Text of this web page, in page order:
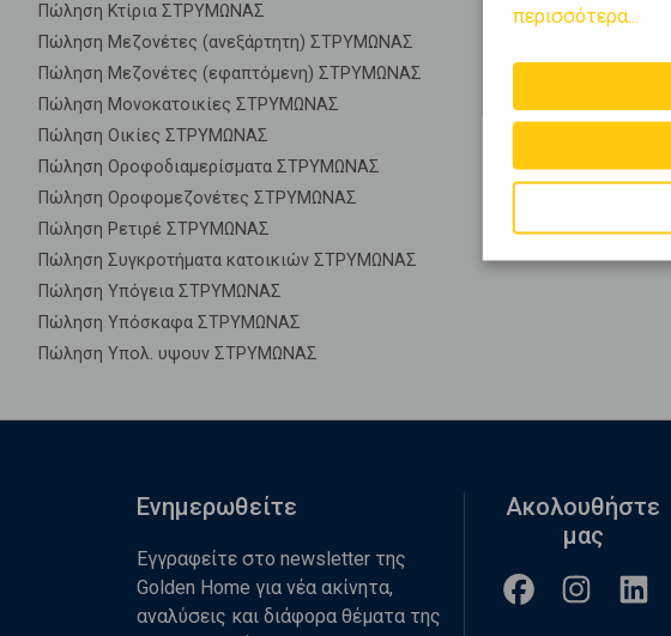
Πώληση Κτίρια ΣΤΡΥΜΩΝΑΣ
Πώληση Μεζονέτες (ανεξάρτητη) ΣΤΡΥΜΩΝΑΣ
Πώληση Μεζονέτες (εφαπτόμενη) ΣΤΡΥΜΩΝΑΣ
Πώληση Μονοκατοικίες ΣΤΡΥΜΩΝΑΣ
Πώληση Οικίες ΣΤΡΥΜΩΝΑΣ
Πώληση Οροφοδιαμερίσματα ΣΤΡΥΜΩΝΑΣ
Πώληση Οροφομεζονέτες ΣΤΡΥΜΩΝΑΣ
Πώληση Ρετιρέ ΣΤΡΥΜΩΝΑΣ
Πώληση Συγκροτήματα κατοικιών ΣΤΡΥΜΩΝΑΣ
Πώληση Υπόγεια ΣΤΡΥΜΩΝΑΣ
Πώληση Υπόσκαφα ΣΤΡΥΜΩΝΑΣ
Πώληση Υπολ. υψουν ΣΤΡΥΜΩΝΑΣ
περισσότερα...
Ενημερωθείτε
Εγγραφείτε στο newsletter της
Golden Home για νέα ακίνητα,
αναλύσεις και διάφορα θέματα της
Ακολουθήστε
μας